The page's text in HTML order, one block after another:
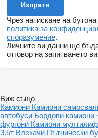
Чрез натискане на
политика за
споразумение.
Личните ви данни ще
отговор на запитването
Виж също
Камиони Камиони
автобуси Бордови камиони
фургони Камиони
3.5т Влекачи Пътнически